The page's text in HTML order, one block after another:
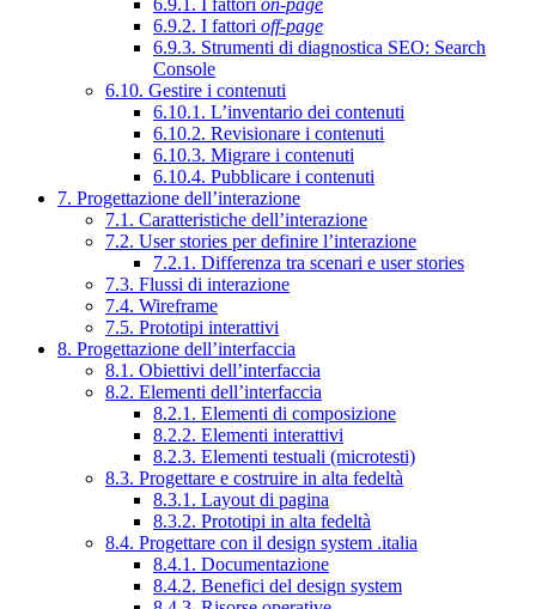
6.9.1. I fattori on-page
6.9.2. I fattori off-page
6.9.3. Strumenti di diagnostica SEO: Search
Console
6.10. Gestire i contenuti
6.10.1. L’inventario dei contenuti
6.10.2. Revisionare i contenuti
6.10.3. Migrare i contenuti
6.10.4. Pubblicare i contenuti
7. Progettazione dell’interazione
7.1. Caratteristiche dell’interazione
7.2. User stories per definire l’interazione
7.2.1. Differenza tra scenari e user stories
7.3. Flussi di interazione
7.4. Wireframe
7.5. Prototipi interattivi
8. Progettazione dell’interfaccia
8.1. Obiettivi dell’interfaccia
8.2. Elementi dell’interfaccia
8.2.1. Elementi di composizione
8.2.2. Elementi interattivi
8.2.3. Elementi testuali (microtesti)
8.3. Progettare e costruire in alta fedeltà
8.3.1. Layout di pagina
8.3.2. Prototipi in alta fedeltà
8.4. Progettare con il design system .italia
8.4.1. Documentazione
8.4.2. Benefici del design system